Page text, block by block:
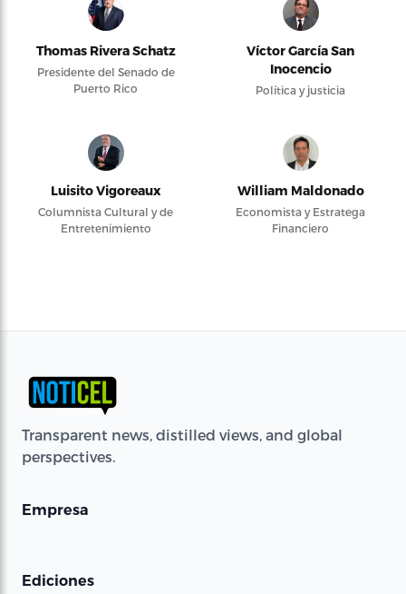
Thomas Rivera Schatz
Presidente del Senado de
Puerto Rico
Víctor García San
Inocencio
Política y justicia
Luisito Vigoreaux
Columnista Cultural y de
Entretenimiento
William Maldonado
Economista y Estratega
Financiero
Transparent news, distilled views, and global
perspectives.
Empresa
Ediciones